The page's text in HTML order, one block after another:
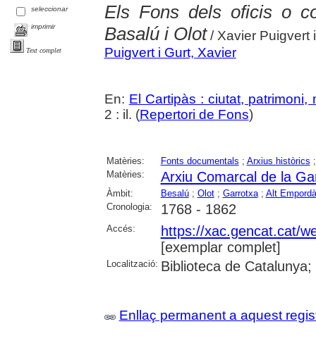
seleccionar
imprimir
Text complet
Els Fons dels oficis o
Basalú i Olot/ Xavier Puigvert
Puigvert i Gurt, Xavier
En: El Cartipàs : ciutat, patrimoni,
2 : il. (Repertori de Fons)
Matèries: Fonts documentals ; Arxius històrics
Matèries:
Arxiu Comarcal de la
Àmbit: Besalú; Olot; Garrotxa; Alt Empordà
Cronologia:
1768 - 1862
Accés:
https://xac.gencat.cat/
[exemplar complet]
Localització: Biblioteca de
Enllaç permanent a aquest